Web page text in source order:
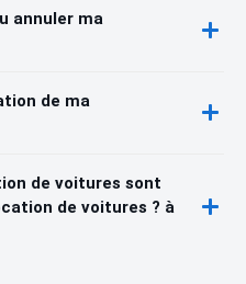
annuler ma
de ma
de voitures sont
de voitures ? à